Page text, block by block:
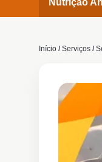
Nutrição
Início / Serviços /